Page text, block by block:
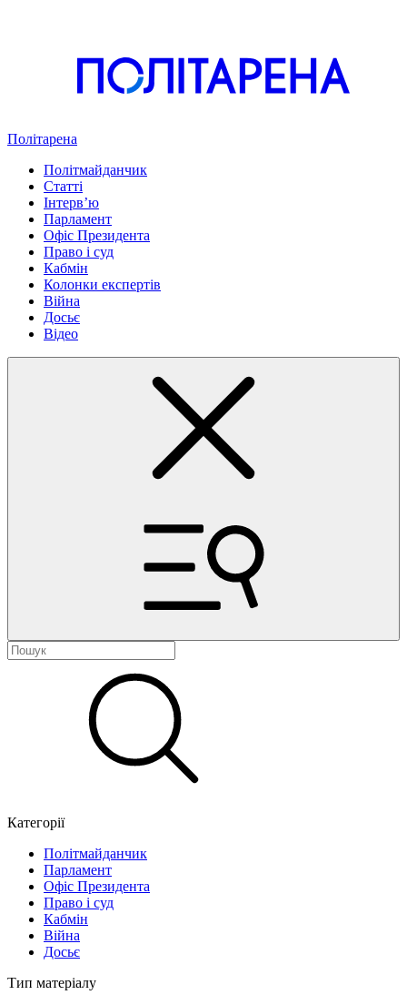
Політарена
Політмайданчик
Статті
Інтервʼю
Парламент
Офіс Президента
Право і суд
Кабмін
Колонки експертів
Війна
Досьє
Відео
Категорії
Політмайданчик
Парламент
Офіс Президента
Право і суд
Кабмін
Війна
Досьє
Тип матеріалу